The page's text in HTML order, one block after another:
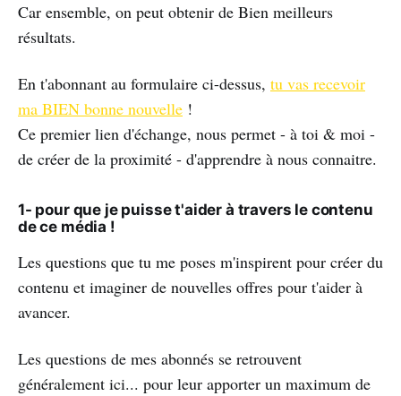
Car ensemble, on peut obtenir de Bien meilleurs
résultats.
En t'abonnant au formulaire ci-dessus, tu vas recevoir
ma BIEN bonne nouvelle !
Ce premier lien d'échange, nous permet - à toi & moi -
de créer de la proximité - d'apprendre à nous connaitre.
1- pour que je puisse t'aider à travers le contenu
de ce média !
Les questions que tu me poses m'inspirent pour créer du
contenu et imaginer de nouvelles offres pour t'aider à
avancer.
Les questions de mes abonnés se retrouvent
généralement ici... pour leur apporter un maximum de